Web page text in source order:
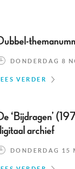
DONDERDAG 8
LEES VERDER
‘Bijdragen’
archief
DONDERDAG